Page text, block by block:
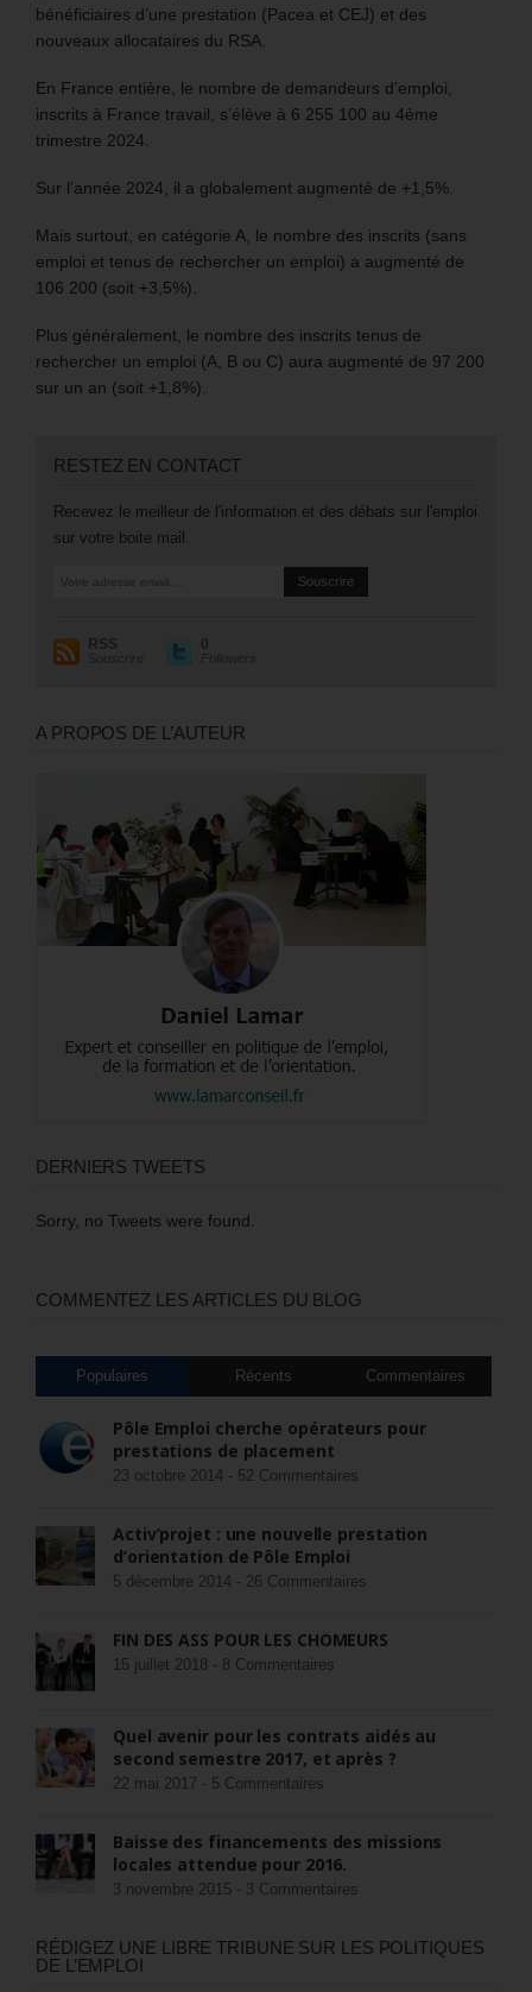
bénéficiaires d’une prestation (Pacea et CEJ) et des
nouveaux allocataires du RSA.
En France entière, le nombre de demandeurs d’emploi,
inscrits à France travail, s’élève à 6 255 100 au 4ème
trimestre 2024.
Sur l’année 2024, il a globalement augmenté de +1,5%.
Mais surtout, en catégorie A, le nombre des inscrits (sans
emploi et tenus de rechercher un emploi) a augmenté de
106 200 (soit +3,5%).
Plus généralement, le nombre des inscrits tenus de
rechercher un emploi (A, B ou C) aura augmenté de 97 200
sur un an (soit +1,8%).
RESTEZ EN CONTACT
Recevez le meilleur de l'information et des débats sur l'emploi
sur votre boite mail.
RSS
Souscrire
0
Followers
A PROPOS DE L’AUTEUR
DERNIERS TWEETS
Sorry, no Tweets were found.
COMMENTEZ LES ARTICLES DU BLOG
Populaires Récents Commentaires
Pôle Emploi cherche opérateurs pour
prestations de placement
23 octobre 2014 - 52 Commentaires
Activ’projet : une nouvelle prestation
d’orientation de Pôle Emploi
5 décembre 2014 - 26 Commentaires
FIN DES ASS POUR LES CHÔMEURS
15 juillet 2018 - 8 Commentaires
Quel avenir pour les contrats aidés au
second semestre 2017, et après ?
22 mai 2017 - 5 Commentaires
Baisse des financements des missions
locales attendue pour 2016.
3 novembre 2015 - 3 Commentaires
RÉDIGEZ UNE LIBRE TRIBUNE SUR LES POLITIQUES
DE L’EMPLOI